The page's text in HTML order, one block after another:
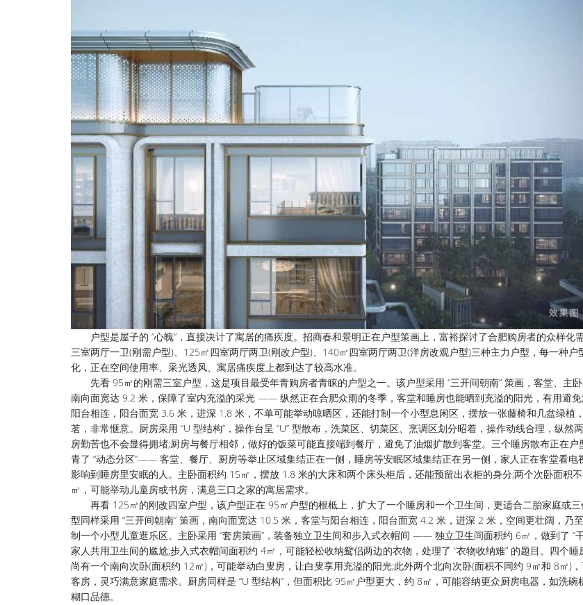
户型是屋子的 “心魄”，直接决计了寓居的痛疾度。招商春和景明正在户型策画上，富裕探讨了合肥购房者的众样化
三室两厅一卫(刚需户型)、125㎡四室两厅两卫(刚改户型)、140㎡四室两厅两卫(洋房改观户型)三种主力户型，每一种户
化，正在空间使用率、采光透风、寓居痛疾度上都到达了较高水准。
先看 95㎡的刚需三室户型，这是项目最受年青购房者青睐的户型之一。该户型采用 “三开间朝南” 策画，客堂、主卧
南向面宽达 9.2 米，保障了室内充溢的采光 —— 纵然正在合肥众雨的冬季，客堂和睡房也能晒到充溢的阳光，有用避
阳台相连，阳台面宽 3.6 米，进深 1.8 米，不单可能举动晾晒区，还能打制一个小型息闲区，摆放一张藤椅和几盆绿植
茗，非常惬意。厨房采用 “U 型结构”，操作台呈 “U” 型散布，洗菜区、切菜区、烹调区划分昭着，操作动线合理，纵然
房勤苦也不会显得拥堵;厨房与餐厅相邻，做好的饭菜可能直接端到餐厅，避免了油烟扩散到客堂。三个睡房散布正在户
青了 “动态分区”—— 客堂、餐厅、厨房等举止区域集结正在一侧，睡房等安眠区域集结正在另一侧，家人正在客堂看电
影响到睡房里安眠的人。主卧面积约 15㎡，摆放 1.8 米的大床和两个床头柜后，还能预留出衣柜的身分;两个次卧面积
㎡，可能举动儿童房或书房，满意三口之家的寓居需求。
再看 125㎡的刚改四室户型，该户型正在 95㎡户型的根柢上，扩大了一个睡房和一个卫生间，更适合二胎家庭或三
型同样采用 “三开间朝南” 策画，南向面宽达 10.5 米，客堂与阳台相连，阳台面宽 4.2 米，进深 2 米，空间更壮阔，乃
制一个小型儿童逛乐区。主卧采用 “套房策画”，装备独立卫生间和步入式衣帽间 —— 独立卫生间面积约 6㎡，做到了 “
家人共用卫生间的尴尬;步入式衣帽间面积约 4㎡，可能轻松收纳鸳侣两边的衣物，处理了 “衣物收纳难” 的题目。四个睡
尚有一个南向次卧(面积约 12㎡)，可能举动白叟房，让白叟享用充溢的阳光;此外两个北向次卧(面积不同约 9㎡和 8㎡)
客房，灵巧满意家庭需求。厨房同样是 “U 型结构”，但面积比 95㎡户型更大，约 8㎡，可能容纳更众厨房电器，如洗碗
糊口品德。